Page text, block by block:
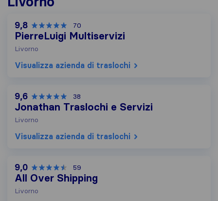
9,8 70
PierreLuigi Multiservizi
Livorno
Visualizza azienda di traslochi
9,6 38
Jonathan Traslochi e Servizi
Livorno
Visualizza azienda di traslochi
9,0 59
All Over Shipping
Livorno